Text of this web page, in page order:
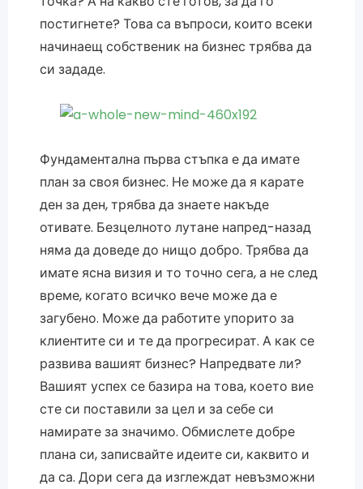
постигнете? Това са въпроси, които всеки
начинаещ собственик на бизнес трябва да
си зададе.
Фундаментална първа стъпка е да имате
план за своя бизнес. Не може да я карате
ден за ден, трябва да знаете накъде
отивате. Безцелното лутане напред-назад
няма да доведе до нищо добро. Трябва да
имате ясна визия и то точно сега, а не след
време, когато всичко вече може да е
загубено. Може да работите упорито за
клиентите си и те да прогресират. А как се
развива вашият бизнес? Напредвате ли?
Вашият успех се базира на това, което вие
сте си поставили за цел и за себе си
намирате за значимо. Обмислете добре
плана си, записвайте идеите си, каквито и
да са. Дори сега да изглеждат невъзможни